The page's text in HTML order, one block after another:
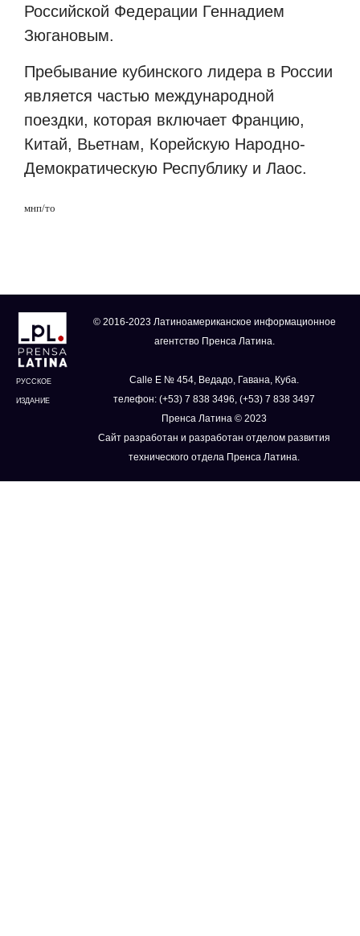
Российской Федерации Геннадием
Зюгановым.
Пребывание кубинского лидера в России
является частью международной
поездки, которая включает Францию,
Китай, Вьетнам, Корейскую Народно-
Демократическую Республику и Лаос.
мнп/то
РУССКОЕ
ИЗДАНИЕ
© 2016-2023 Латиноамериканское информационное
агентство Пренса Латина.
Calle E № 454, Ведадо, Гавана, Куба.
телефон: (+53) 7 838 3496, (+53) 7 838 3497
Пренса Латина © 2023
Сайт разработан и разработан отделом развития
технического отдела Пренса Латина.